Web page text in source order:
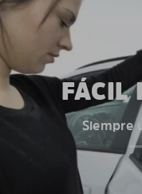
FÁCIL
Siempre